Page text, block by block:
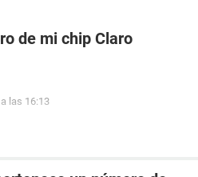
de mi chip Claro
las 16:13